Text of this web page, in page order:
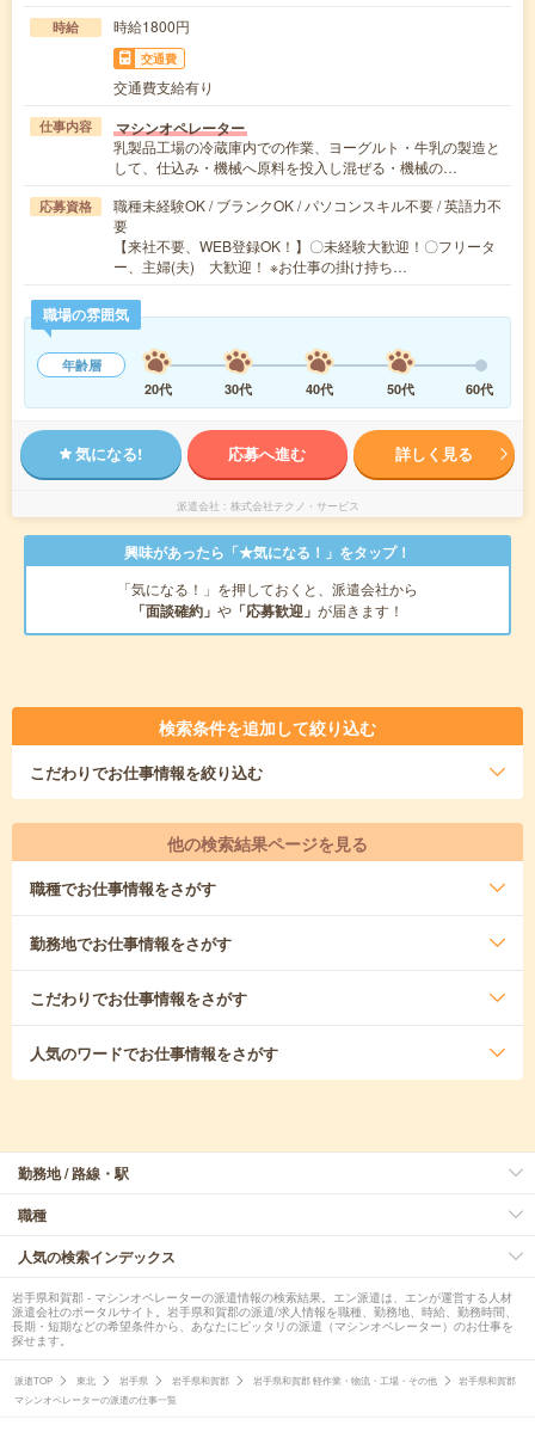
時給 時給1800円
交通費
交通費支給有り
仕事内容 マシンオペレーター
乳製品工場の冷蔵庫内での作業、ヨーグルト・牛乳の製造と
して、仕込み・機械へ原料を投入し混ぜる・機械の…
応募資格
職種未経験OK / ブランクOK / パソコンスキル不要 / 英語力不
要
【来社不要、WEB登録OK！】〇未経験大歓迎！〇フリータ
ー、主婦(夫) 大歓迎！ ※お仕事の掛け持ち…
職場の雰囲気
年齢層
20代
30代 40代 50代 60代
気になる! 応募へ進む 詳しく見る
派遣会社 株式会社テクノ・サービス
興味があったら「★気になる！」をタップ！
「気になる！」を押しておくと、派遣会社から
「面談確約」 や 「応募歓迎」 が届きます！
検索条件を追加して絞り込む
こだわりでお仕事情報を絞り込む
他の検索結果ページを見る
職種でお仕事情報をさがす
勤務地でお仕事情報をさがす
こだわりでお仕事情報をさがす
人気のワードでお仕事情報をさがす
勤務地 / 路線・駅
職種
人気の検索インデックス
岩手県和賀郡 - マシンオペレーターの派遣情報の検索結果。エン派遣は、エンが運営する人材
派遣会社のポータルサイト。岩手県和賀郡の派遣/求人情報を職種、勤務地、時給、勤務時間、
長期・短期などの希望条件から、あなたにピッタリの派遣（マシンオペレーター）のお仕事を
探せます。
派遣TOP 東北 岩手県 岩手県和賀郡 岩手県和賀郡 軽作業・物流・工場・その他
岩手県和賀郡
マシンオペレーターの派遣の仕事一覧